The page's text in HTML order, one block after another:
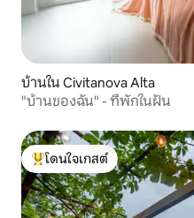
บ้านใน Civitanova Alta
"บ้านของฉัน" - ที่พักในฝัน
โดนใจเกสต์ที่สุด
โดนใจเกสต์